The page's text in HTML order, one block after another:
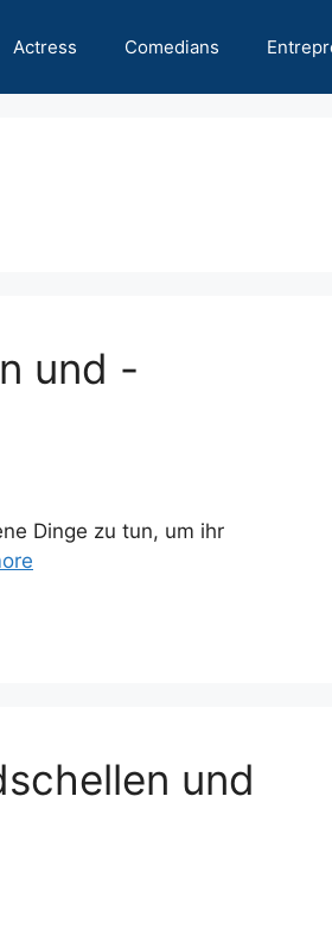
Actress Comedians
und -
Dinge zu tun, um ihr
und